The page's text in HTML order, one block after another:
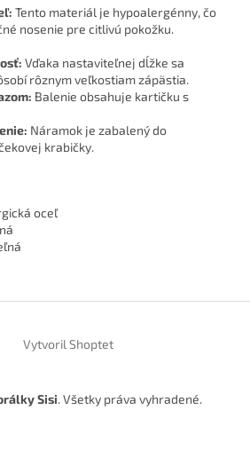
Tento materiál je hypoalergénny, čo
nosenie pre citlivú pokožku.
Vďaka nastaviteľnej dĺžke sa
rôznym veľkostiam zápästia.
Balenie obsahuje kartičku s
Náramok je zabalený do
krabičky.
oceľ
Vytvoril Shoptet
Sisi. Všetky práva vyhradené.